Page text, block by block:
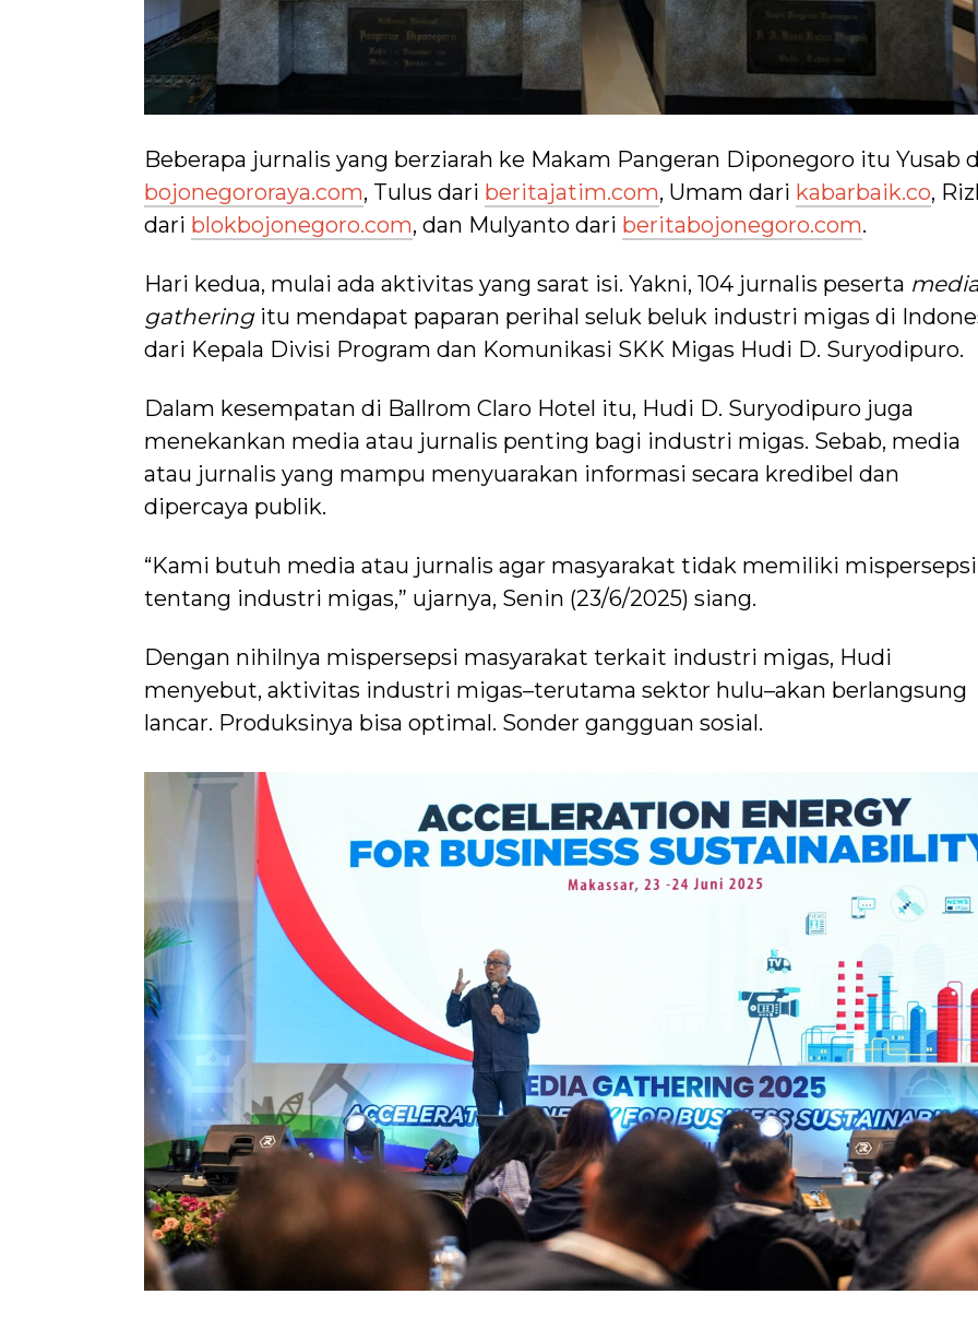
Beberapa jurnalis yang berziarah ke Makam Pangeran Diponegoro itu Yusab
bojonegororaya.com, Tulus dari beritajatim.com, Umam dari kabarbaik.co,
dari blokbojonegoro.com, dan Mulyanto dari beritabojonegoro.com.
Hari kedua, mulai ada aktivitas yang sarat isi. Yakni, 104 jurnalis peserta
gatheringitu mendapat paparan perihal seluk beluk industri migas di
dari Kepala Divisi Program dan Komunikasi SKK Migas Hudi D. Suryodipuro.
Dalam kesempatan di Ballrom Claro Hotel itu, Hudi D. Suryodipuro juga
menekankan media atau jurnalis penting bagi industri migas. Sebab, media
atau jurnalis yang mampu menyuarakan informasi secara kredibel dan
dipercaya publik.
“Kami butuh media atau jurnalis agar masyarakat tidak memiliki mispersepsi
tentang industri migas,” ujarnya, Senin (23/6/2025) siang.
Dengan nihilnya mispersepsi masyarakat terkait industri migas, Hudi
menyebut, aktivitas industri migas–terutama sektor hulu–akan berlangsung
lancar. Produksinya bisa optimal. Sonder gangguan sosial.